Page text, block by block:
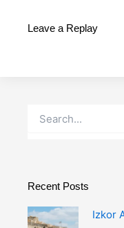
Leave a Replay
Recent Posts
Izkor